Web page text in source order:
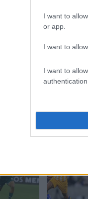
I want to
or app.
I want to
I want to
ΑΠΟ